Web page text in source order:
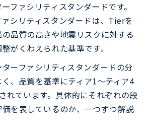
ファシリティスタンダードです。
シリティスタンダードは、Tierを
品質の高さや地震リスクに対する
がくわえられた基準です。
ーファシリティスタンダードの分
、品質を基準にティア1～ティア4
れています。具体的にそれぞれの段
を表しているのか、一つずつ解説